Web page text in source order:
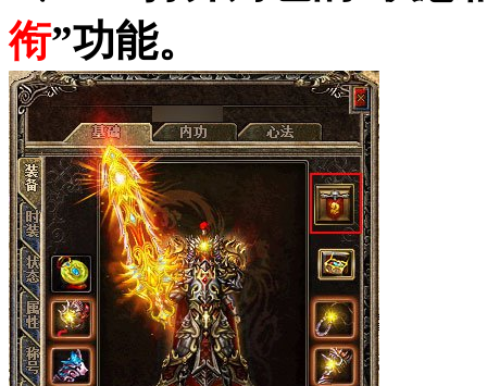
衔”功能。